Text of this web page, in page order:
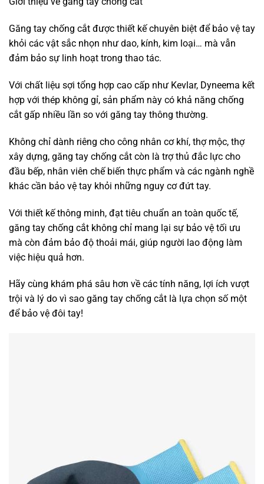
Găng tay chống cắt được thiết kế chuyên biệt để bảo vệ tay
khỏi các vật sắc nhọn như dao, kính, kim loại… mà vẫn
đảm bảo sự linh hoạt trong thao tác.
Với chất liệu sợi tổng hợp cao cấp như Kevlar, Dyneema kết
hợp với thép không gỉ, sản phẩm này có khả năng chống
cắt gấp nhiều lần so với găng tay thông thường.
Không chỉ dành riêng cho công nhân cơ khí, thợ mộc, thợ
xây dựng, găng tay chống cắt còn là trợ thủ đắc lực cho
đầu bếp, nhân viên chế biến thực phẩm và các ngành nghề
khác cần bảo vệ tay khỏi những nguy cơ đứt tay.
Với thiết kế thông minh, đạt tiêu chuẩn an toàn quốc tế,
găng tay chống cắt không chỉ mang lại sự bảo vệ tối ưu
mà còn đảm bảo độ thoải mái, giúp người lao động làm
việc hiệu quả hơn.
Hãy cùng khám phá sâu hơn về các tính năng, lợi ích vượt
trội và lý do vì sao găng tay chống cắt là lựa chọn số một
để bảo vệ đôi tay!